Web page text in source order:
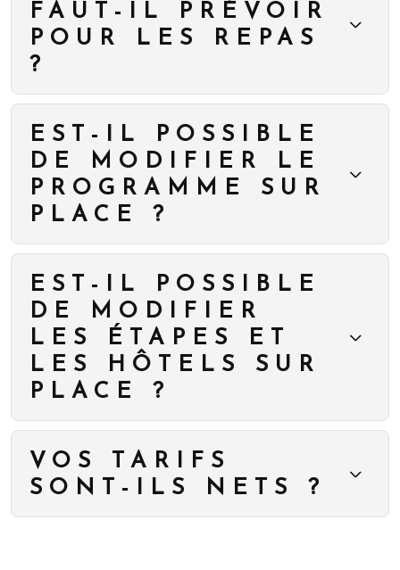
FAUT-IL PRÉVOIR
POUR LES REPAS
?
EST-IL POSSIBLE
DE MODIFIER LE
PROGRAMME SUR
PLACE ?
EST-IL POSSIBLE
DE MODIFIER
LES ÉTAPES ET
LES HÔTELS SUR
PLACE ?
VOS TARIFS
SONT-ILS NETS ?